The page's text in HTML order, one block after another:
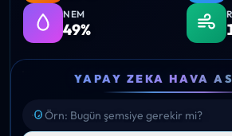
NEM
49%
YAPAY ZEKA HAVA